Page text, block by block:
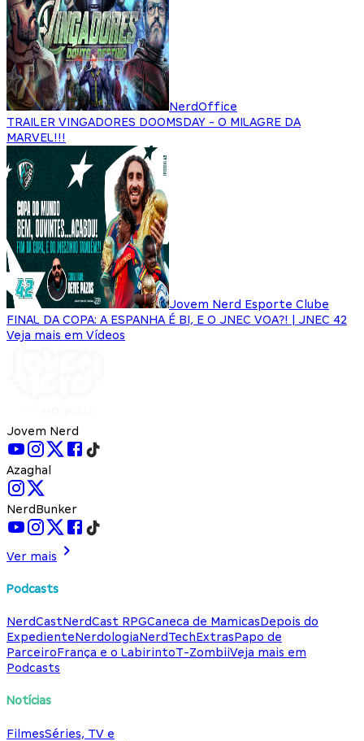
NerdOffice
TRAILER VINGADORES DOOMSDAY - O MILAGRE DA
MARVEL!!!
Jovem Nerd Esporte Clube
FINAL DA COPA: A ESPANHA É BI, E O JNEC VOA?! | JNEC 42
Veja mais em Vídeos
Jovem Nerd
Azaghal
NerdBunker
Ver mais
Podcasts
NerdCastNerdCast RPGCaneca de MamicasDepois do
ExpedienteNerdologiaNerdTechExtrasPapo de
ParceiroFrança e o LabirintoT-ZombiiVeja mais em
Podcasts
Notícias
FilmesSéries, TV e